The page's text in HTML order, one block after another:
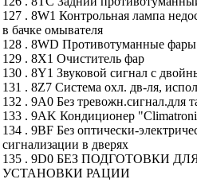
127 . 8W1 Контрольная лампа
в бачке омывателя
128 . 8WD Противотуманные фары
129 . 8X1 Очиститель фар
130 . 8Y1 Звуковой сигнал с
131 . 8Z7 Система охл. дв-ля,
132 . 9A0 Без тревожн.сигнал.для
133 . 9AK Кондиционер
134 . 9BF Без оптически-
сигнализации в дверях
135 . 9D0 БЕЗ ПОДГОТОВКИ
УСТАНОВКИ РАЦИИ